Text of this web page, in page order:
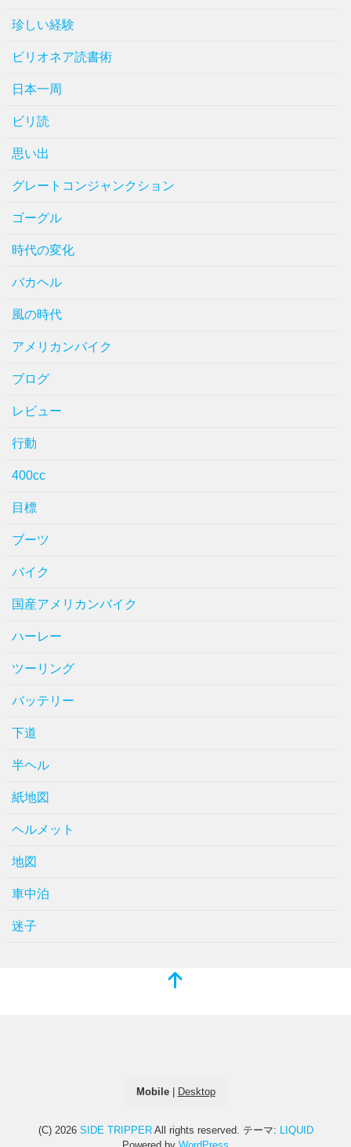
珍しい経験
ビリオネア読書術
日本一周
ビリ読
思い出
グレートコンジャンクション
ゴーグル
時代の変化
バカヘル
風の時代
アメリカンバイク
ブログ
レビュー
行動
400cc
目標
ブーツ
バイク
国産アメリカンバイク
ハーレー
ツーリング
バッテリー
下道
半ヘル
紙地図
ヘルメット
地図
車中泊
迷子
Mobile| Desktop
(C) 2026 SIDE TRIPPERAll rights reserved. テーマ: LIQUID